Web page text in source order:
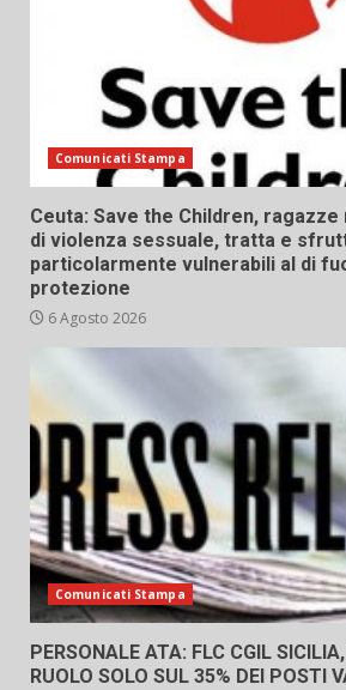
Comunicati Stampa
Ceuta: Save the Children,
di violenza sessuale, tratta e
particolarmente vulnerabili al di
protezione
6 Agosto 2026
Comunicati Stampa
PERSONALE ATA: FLC CGIL
RUOLO SOLO SUL 35% DEI POSTI